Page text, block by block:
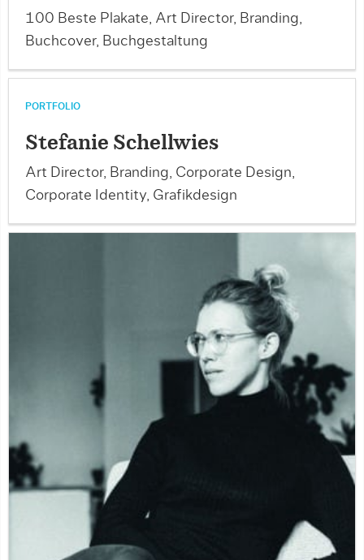
100 Beste Plakate, Art Director, Branding,
Buchcover, Buchgestaltung
PORTFOLIO
Stefanie Schellwies
Art Director, Branding, Corporate Design,
Corporate Identity, Grafikdesign